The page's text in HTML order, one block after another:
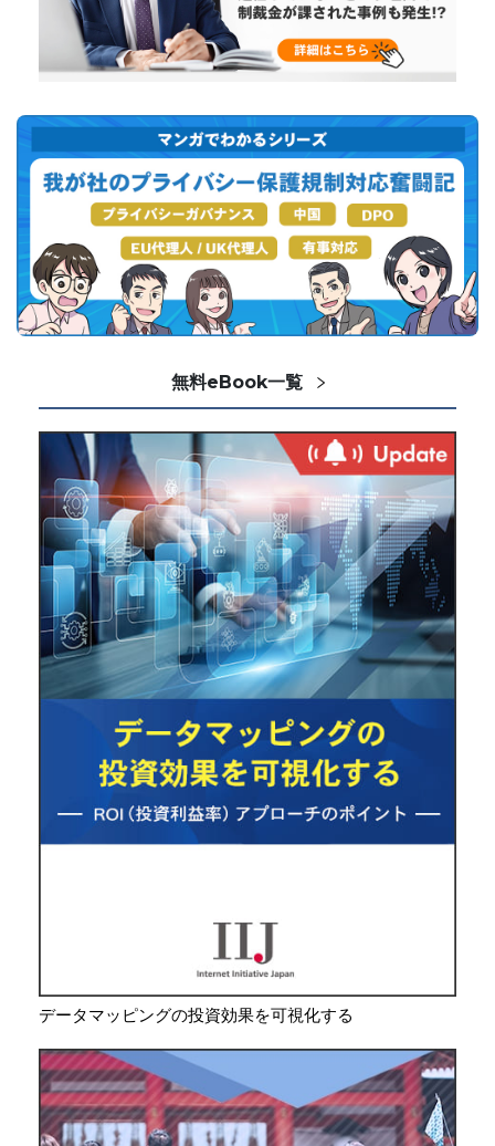
無料eBook一覧
データマッピングの投資効果を可視化する